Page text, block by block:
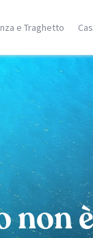
e Traghetto
Isole
Zante
Samos
Creta
Mykonos
Santorini
Corfù
Ricerca
non